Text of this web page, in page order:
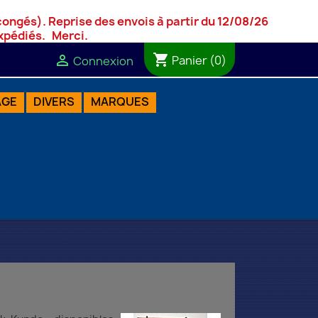
Reprise des envois à partir du 12/08/26
Merci.
 Connexion shopping_cart Panier (0)
DIVERS MARQUES